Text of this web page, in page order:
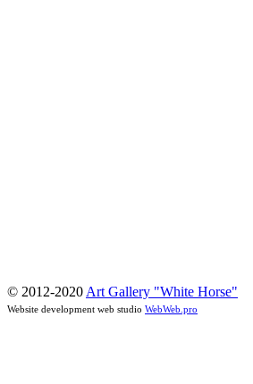
© 2012-2020Art Gallery "White Horse"
Website development web studio WebWeb.pro